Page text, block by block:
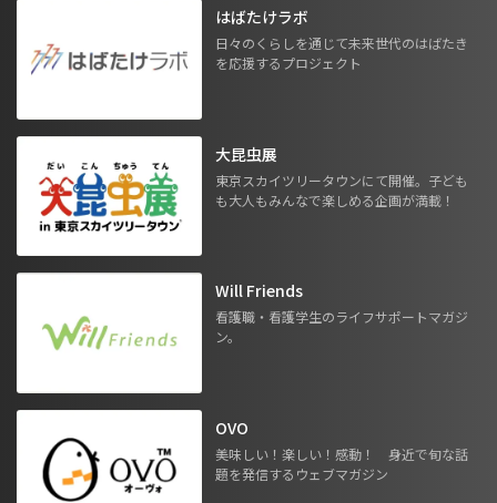
はばたけラボ
日々のくらしを通じて未来世代のはばたき
を応援するプロジェクト
大昆虫展
東京スカイツリータウンにて開催。子ども
も大人もみんなで楽しめる企画が満載！
Will Friends
看護職・看護学生のライフサポートマガジ
ン。
OVO
美味しい！楽しい！感動！ 身近で旬な話
題を発信するウェブマガジン